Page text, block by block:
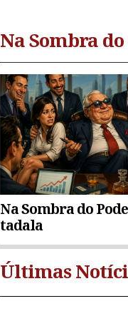
Na Sombra
Na Sombra do
tadala
Últimas